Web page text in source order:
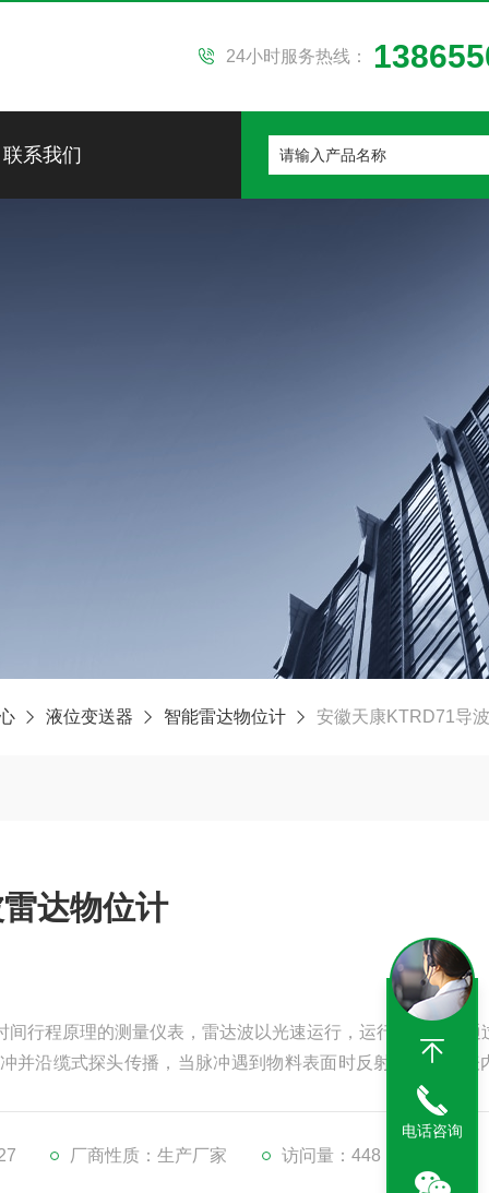
24小时服务热线：
联系我们
液位变送器 智能雷达物位计 安徽天康KTRD71导
达物位计
行程原理的测量仪表，雷达波以光速运行，运行时间可以通
并沿缆式探头传播，当脉冲遇到物料表面时反射回来被仪表
厂商性质：生产厂家 访问量：448
电话咨询